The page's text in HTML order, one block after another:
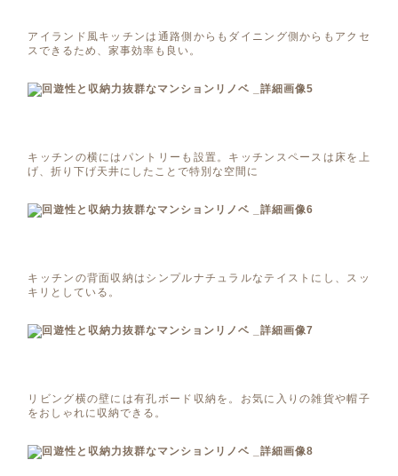
アイランド風キッチンは通路側からもダイニング側からもアクセ
スできるため、家事効率も良い。
キッチンの横にはパントリーも設置。キッチンスペースは床を上
げ、折り下げ天井にしたことで特別な空間に
キッチンの背面収納はシンプルナチュラルなテイストにし、スッ
キリとしている。
リビング横の壁には有孔ボード収納を。お気に入りの雑貨や帽子
をおしゃれに収納できる。